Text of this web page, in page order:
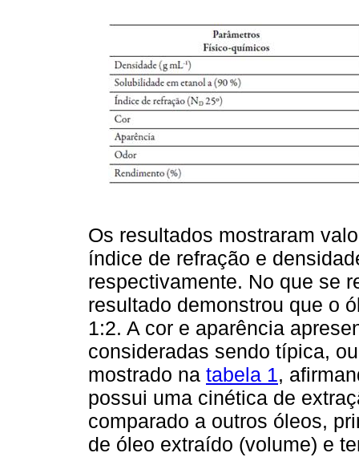
Os resultados mostraram
índice de refração e
respectivamente. No que se
resultado demonstrou que o
1:2. A cor e aparência
consideradas sendo típica,
mostrado na tabela 1,
possui uma cinética de
comparado a outros óleos,
de óleo extraído (volume) e